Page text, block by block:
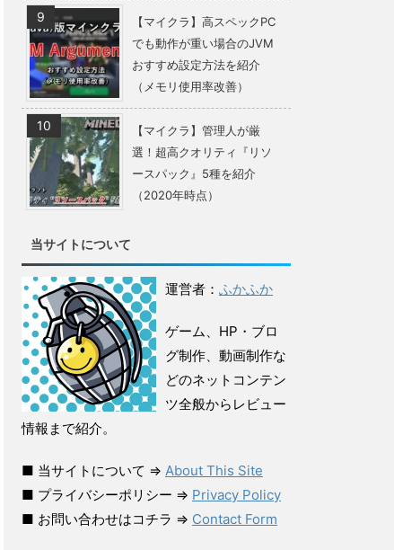
【マイクラ】高スペックPC
でも動作が重い場合のJVM
おすすめ設定方法を紹介
（メモリ使用率改善）
【マイクラ】管理人が厳
選！超高クオリティ『リソ
ースパック』5種を紹介
（2020年時点）
当サイトについて
運営者： ふかふか
ゲーム、HP・ブロ
グ制作、動画制作な
どのネットコンテン
ツ全般からレビュー
情報まで紹介。
■ 当サイトについて ⇒ About This Site
■ プライバシーポリシー ⇒ Privacy Policy
■ お問い合わせはコチラ ⇒ Contact Form